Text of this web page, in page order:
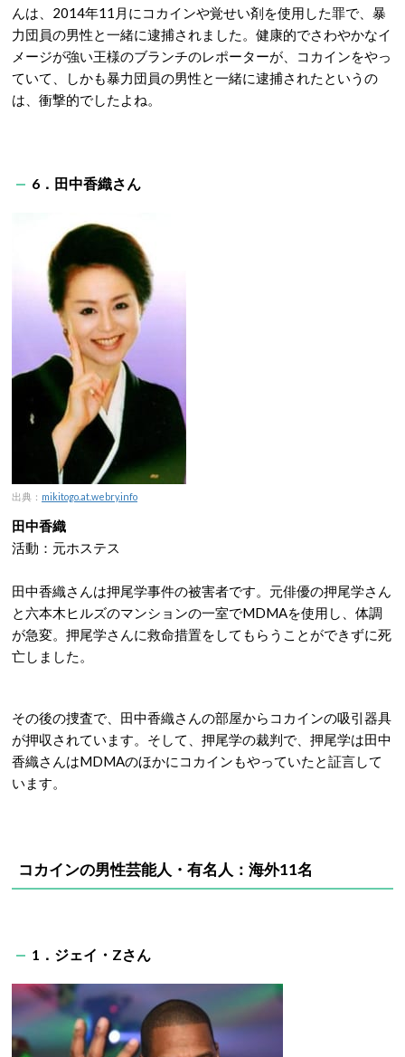
んは、2014年11月にコカインや覚せい剤を使用した罪で、暴
力団員の男性と一緒に逮捕されました。健康的でさわやかなイ
メージが強い王様のブランチのレポーターが、コカインをやっ
ていて、しかも暴力団員の男性と一緒に逮捕されたというの
は、衝撃的でしたよね。
6．田中香織さん
出典： mikitogo.at.webry.info
田中香織
活動：元ホステス
田中香織さんは押尾学事件の被害者です。元俳優の押尾学さん
と六本木ヒルズのマンションの一室でMDMAを使用し、体調
が急変。押尾学さんに救命措置をしてもらうことができずに死
亡しました。
その後の捜査で、田中香織さんの部屋からコカインの吸引器具
が押収されています。そして、押尾学の裁判で、押尾学は田中
香織さんはMDMAのほかにコカインもやっていたと証言して
います。
コカインの男性芸能人・有名人：海外11名
1．ジェイ・Zさん